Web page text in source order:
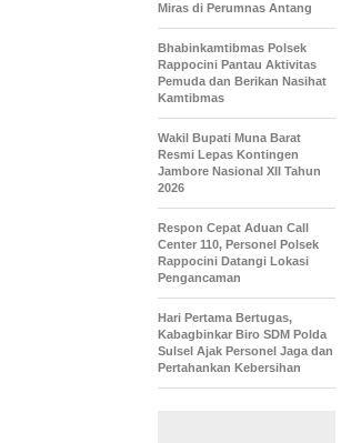
Miras di Perumnas Antang
Bhabinkamtibmas Polsek
Rappocini Pantau Aktivitas
Pemuda dan Berikan Nasihat
Kamtibmas
Wakil Bupati Muna Barat
Resmi Lepas Kontingen
Jambore Nasional XII Tahun
2026
Respon Cepat Aduan Call
Center 110, Personel Polsek
Rappocini Datangi Lokasi
Pengancaman
Hari Pertama Bertugas,
Kabagbinkar Biro SDM Polda
Sulsel Ajak Personel Jaga dan
Pertahankan Kebersihan